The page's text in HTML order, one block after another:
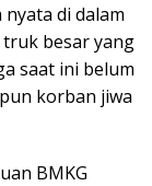
di dalam
besar yang
saat ini belum
korban jiwa
BMKG